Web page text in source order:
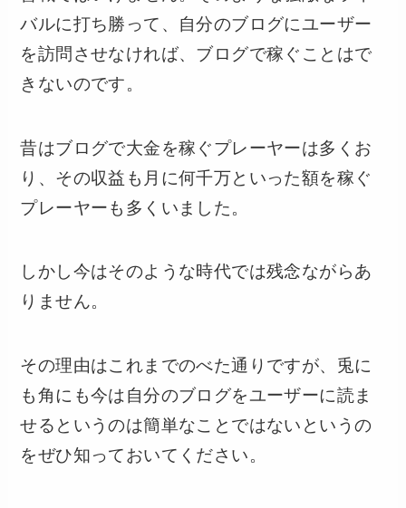
バルに打ち勝って、自分のブログにユーザー
を訪問させなければ、ブログで稼ぐことはで
きないのです。
昔はブログで大金を稼ぐプレーヤーは多くお
り、その収益も月に何千万といった額を稼ぐ
プレーヤーも多くいました。
しかし今はそのような時代では残念ながらあ
りません。
その理由はこれまでのべた通りですが、兎に
も角にも今は自分のブログをユーザーに読ま
せるというのは簡単なことではないというの
をぜひ知っておいてください。